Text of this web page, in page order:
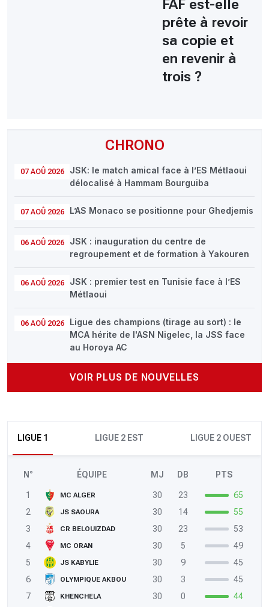
CHRONO
07 AOÛ 2026
JSK: le match amical face à l’ES Métlaoui
délocalisé à Hammam Bourguiba
07 AOÛ 2026 L’AS Monaco se positionne pour Ghedjemis
06 AOÛ 2026
JSK : inauguration du centre de
regroupement et de formation à Yakouren
06 AOÛ 2026
JSK : premier test en Tunisie face à l’ES
Métlaoui
06 AOÛ 2026
Ligue des champions (tirage au sort) : le
MCA hérite de l'ASN Nigelec, la JSS face
au Horoya AC
VOIR PLUS DE NOUVELLES
LIGUE 1 LIGUE 2 EST LIGUE 2 OUEST
N° ÉQUIPE MJ DB PTS
1 MC ALGER 30 23
65
2
JS SAOURA 30 14
55
3
CR BELOUIZDAD 30 23
53
4
MC ORAN 30 5
49
5
JS KABYLIE 30 9
45
6
OLYMPIQUE AKBOU 30 3
45
7
KHENCHELA 30 0
44
FAF est-elle
prête à revoir
sa copie et
en revenir à
trois ?